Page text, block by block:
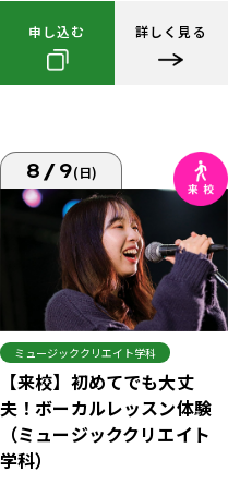
申し込む 詳しく見る
8/9(日)
ミュージッククリエイト学科
【来校】初めてでも大丈
夫！ボーカルレッスン体験
（ミュージッククリエイト
学科）